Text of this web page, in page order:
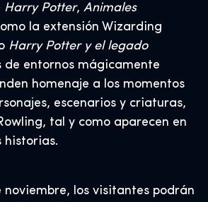
Harry Potter, Animales
la extensión Wizarding
Harry Potter y el legado
de entornos mágicamente
homenaje a los momentos
escenarios y criaturas,
tal y como aparecen en
historias.
noviembre, los visitantes podrán